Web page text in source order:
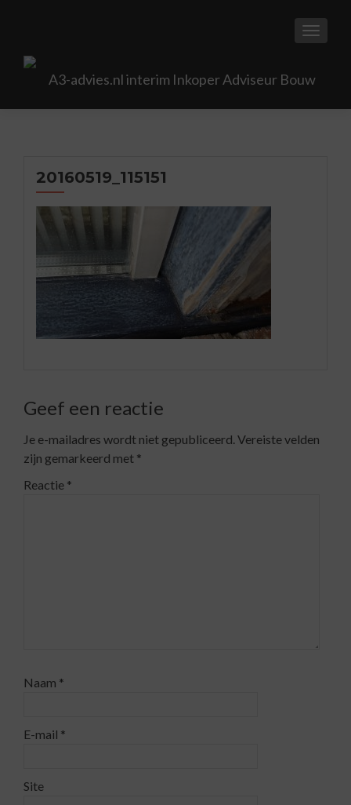
20160519_115151
Geef een reactie
Je e-mailadres wordt niet gepubliceerd.Vereiste velden
zijn gemarkeerd met *
Reactie *
Naam *
E-mail *
Site